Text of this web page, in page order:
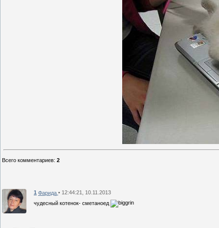
Всего комментариев: 2
1 Фарида • 12:44:21, 10.11.2013
чудесный котенок- сметаноед